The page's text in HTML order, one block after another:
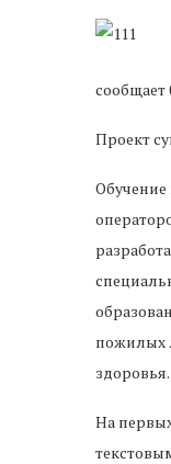
сообщает
Проект
пожилых
здоровья.
На